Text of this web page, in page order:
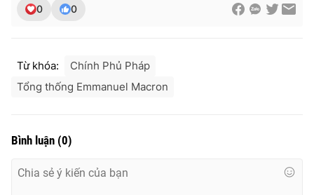
Theo dõi báo trên
Giấy phép hoạt động báo in và báo điện tử số 483/GP-BTTTT
Phó Tổng Biên tập:
Tổng đài VTV:
024.38 355 931 - 024.38 355 932
0 0
Từ khóa:
Chính Phủ Pháp
Tổng thống Emmanuel Macron
Bình luận (0)